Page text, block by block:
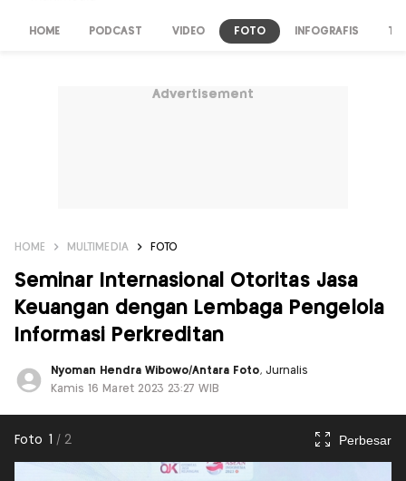
HOME PODCAST VIDEO FOTO INFOGRAFIS TV
Advertisement
HOME MULTIMEDIA FOTO
Seminar Internasional Otoritas Jasa
Keuangan dengan Lembaga Pengelola
Informasi Perkreditan
Nyoman Hendra Wibowo/Antara Foto, Jurnalis
Kamis 16 Maret 2023 23:27 WIB
Foto 1 / 2 Perbesar